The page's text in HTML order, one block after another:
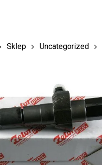
Sklep Uncategorized